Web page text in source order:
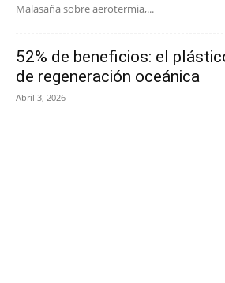
Malasaña sobre aerotermia,...
52% de beneficios: el
de regeneración oceánica
Abril 3, 2026